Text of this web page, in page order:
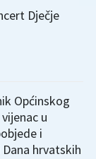
Dječje
Općinskog
u
i
hrvatskih